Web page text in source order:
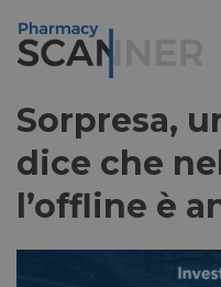
Sorpresa,
dice che
l’offline è